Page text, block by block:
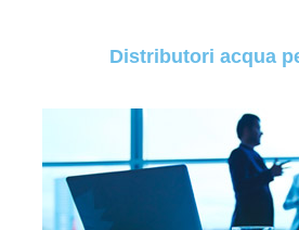
Distributori acqua